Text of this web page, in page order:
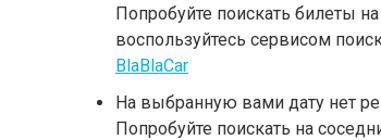
Попробуйте поискать билеты на
воспользуйтесь сервисом
BlaBlaCar
На выбранную вами дату нет
Попробуйте поискать на